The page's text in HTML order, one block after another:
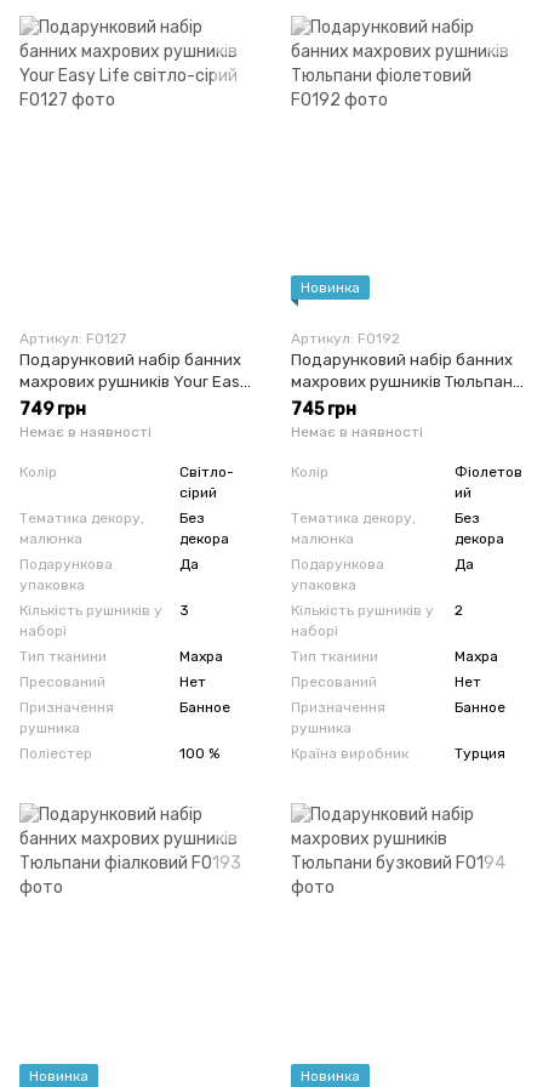
Артикул: F0127
Подарунковий набір банних
махрових рушників Your Easy
Life світло-сірий
749 грн
Немає в наявності
Колір
Світло-
сірий
Тематика декору,
малюнка
Без
декора
Подарункова
упаковка
Да
Кількість рушників у
наборі
3
Тип тканини
Махра
Пресований
Нет
Призначення
рушника
Банное
Поліестер 100 %
Новинка
Артикул: F0192
Подарунковий набір банних
махрових рушників Тюльпани
фіолетовий
745 грн
Немає в наявності
Колір
Фіолетов
ий
Тематика декору,
малюнка
Без
декора
Подарункова
упаковка
Да
Кількість рушників у
наборі
2
Тип тканини
Махра
Пресований
Нет
Призначення
рушника
Банное
Країна виробник Турция
Новинка Новинка